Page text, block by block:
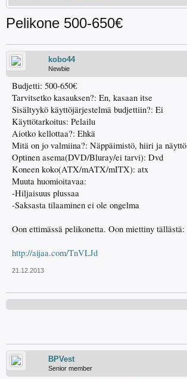
Pelikone 500-650€
kobo44
Newbie
Budjetti: 500-650€
Tarvitsetko kasauksen?: En, kasaan itse
Sisältyykö käyttöjärjestelmä budjettiin?: Ei
Käyttötarkoitus: Pelailu
Aiotko kellottaa?: Ehkä
Mitä on jo valmiina?: Näppäimistö, hiiri ja näyttö
Optinen asema(DVD/Bluray/ei tarvi): Dvd
Koneen koko(ATX/mATX/mITX): atx
Muuta huomioitavaa:
-Hiljaisuus plussaa
-Saksasta tilaaminen ei ole ongelma
Oon ettimässä pelikonetta. Oon miettiny tällästä:
http://aijaa.com/TnVLJd
21.12.2013
BPVest
Senior member